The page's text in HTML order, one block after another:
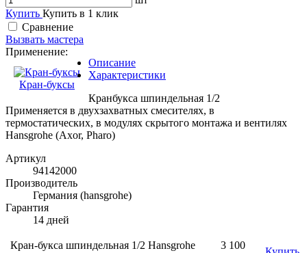
Купить Купить в 1 клик
Сравнение
Вызвать мастера
Применение:
Кран-буксы
Описание
Характеристики
Кранбукса шпиндельная 1/2
Применяется в двухзахватных смесителях, в
термостатических, в модулях скрытого монтажа и вентилях
Hansgrohe (Axor, Pharo)
Артикул
94142000
Производитель
Германия (hansgrohe)
Гарантия
14 дней
Кран-букса шпиндельная 1/2 Hansgrohe
3 100